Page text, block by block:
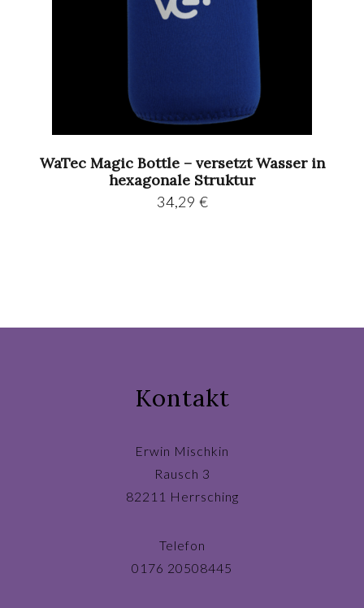
WaTec Magic Bottle – versetzt Wasser in
hexagonale Struktur
34,29 €
Kontakt
Erwin Mischkin
Rausch 3
82211 Herrsching
Telefon
0176 20508445